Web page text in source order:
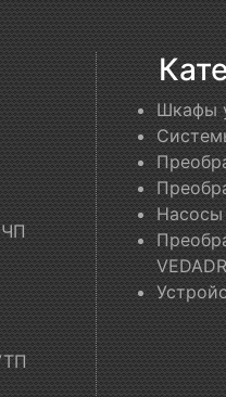
ЧП
Шкафы
Насосы